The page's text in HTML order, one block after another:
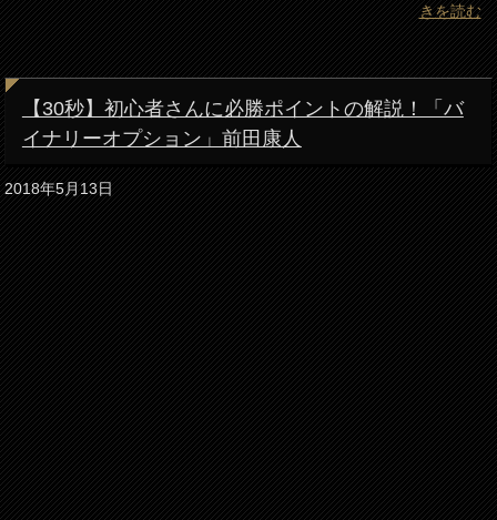
きを読む
【30秒】初心者さんに必勝ポイントの解説！「バ
イナリーオプション」前田康人
2018年5月13日